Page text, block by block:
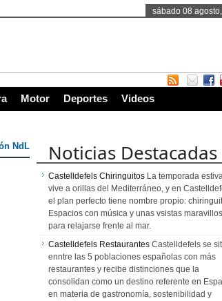
sábado 08
Motor Deportes Videos
NdL Noticias Destacadas
Castelldefels Chiringuitos La temporada
vive a orillas del Mediterráneo, y en
el plan perfecto tiene nombre propio:
Espacios con música y unas vsistas
para relajarse frente al mar.
Castelldefels Restaurantes Castelldefels se
enntre las 5 poblaciones españolas con más
restaurantes y recibe distinciones que la
consolidan como un destino referente en
en materia de gastronomía, sostenibilidad y